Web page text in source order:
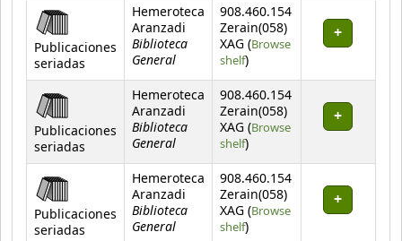
Publicaciones
seriadas
Hemeroteca
Aranzadi
Biblioteca
General
908.460.154
Zerain(058)
XAG (Browse
shelf(Opens below)
)
Publicaciones
seriadas
Hemeroteca
Aranzadi
Biblioteca
General
908.460.154
Zerain(058)
XAG (Browse
shelf(Opens below)
)
Publicaciones
seriadas
Hemeroteca
Aranzadi
Biblioteca
General
908.460.154
Zerain(058)
XAG (Browse
shelf(Opens below)
)